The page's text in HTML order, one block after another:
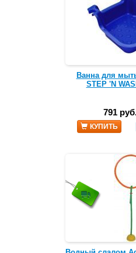
Ванна для
STEP 'N
791
КУПИТЬ